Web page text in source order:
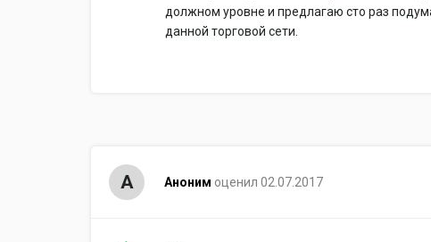
должном уровне и предлагаю сто раз
данной торговой сети.
А Аноним оценил 02.07.2017